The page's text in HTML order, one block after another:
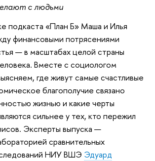
с людьми
подкаста «План Б» Маша и Илья
финансовыми потрясениями
— в масштабах целой страны
Вместе с социологом
где живут самые счастливые
благополучие связано
жизнью и какие черты
сильнее у тех, кто пережил
Эксперты выпуска —
сравнительных
НИУ ВШЭ Эдуард